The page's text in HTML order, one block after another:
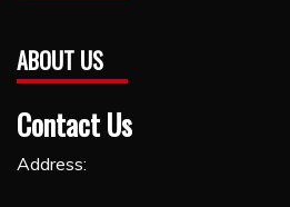
ABOUT US
Contact Us
Address: